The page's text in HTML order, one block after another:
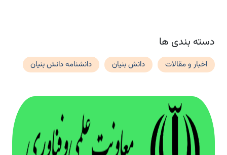
دسته بندی ها
اخبار و مقالات دانش بنیان دانشنامه دانش بنیان